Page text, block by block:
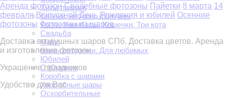
Хиты продаж
Связки, наборы, фонтаны
Корги. Капибары. Кошечки. Три кота
Свадьба
Маме
Шары сердечки. Для любимых
Юбилей
С Юмором
Коробка с шарами
Хвалебные шары
Оскорбительные
Аренда фотозон Свадебные фотозоны Пайетки 8 марта 14
февраля Выпускной День Рождения и юбилей Осенние
фотозоны Фотозоны из шаров
Доставка воздушных шаров СПб. Доставка цветов. Аренда
и изготовление фотозон
Украшение праздников
Удобство для Вас